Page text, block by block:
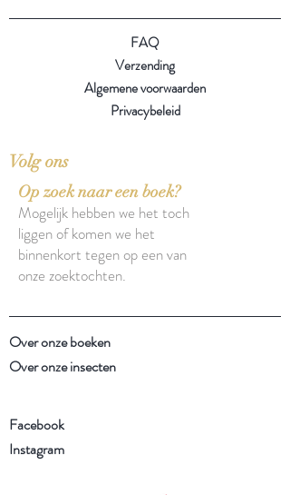
FAQ
Verzending
Algemene voorwaarden
Privacybeleid
Volg ons
Op zoek naar een boek?
Mogelijk hebben we het toch
liggen of komen we het
binnenkort tegen op een van
onze zoektochten.
Over onze boeken
Over onze insecten
Facebook
Instagram